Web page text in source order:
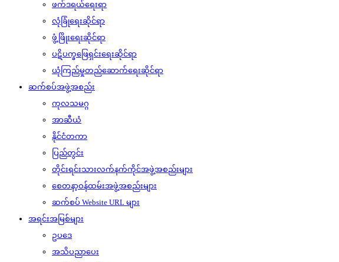
ဖက်ဒရယ်ရေးရာ
လုံခြုံရေးဆိုင်ရာ
ဖွံ့ဖြိုးရေးဆိုင်ရာ
ပဋိပက္ခဖြေရှင်းရေးဆိုင်ရာ
ယုံကြည်မှုတည်ဆောက်ရေးဆိုင်ရာ
ဆက်စပ်အဖွဲ့အစည်း
ကုလသမဂ္ဂ
အာဆီယံ
နိုင်ငံတကာ
ပြည်တွင်း
တိုင်းရင်းသားလက်နက်ကိုင်အဖွဲ့အစည်းများ
စေတနာ့ဝန်ထမ်းအဖွဲ့အစည်းများ
ဆက်စပ် Website URL များ
အရင်းအမြစ်များ
ဥပဒေ
အသိပညာပေး